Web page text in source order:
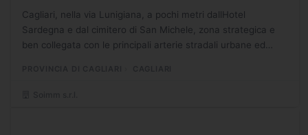
Cagliari, nella via Lunigiana, a pochi metri dallHotel
Sardegna e dal cimitero di San Michele, zona strategica e
ben collegata con le principali arterie stradali urbane ed